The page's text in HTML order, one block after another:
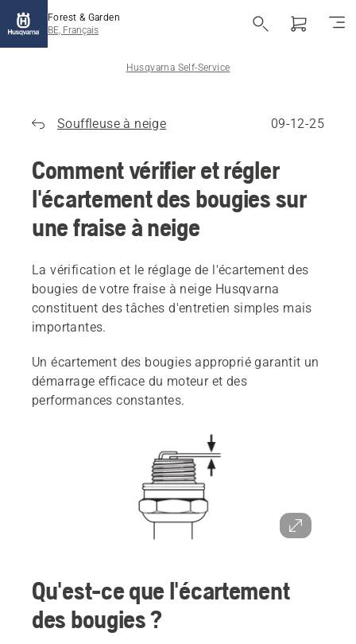
Forest & Garden
BE, Français
Husqvarna Self-Service
Souffleuse à neige 09-12-25
Comment vérifier et régler
l'écartement des bougies sur
une fraise à neige
La vérification et le réglage de l'écartement des
bougies de votre fraise à neige Husqvarna
constituent des tâches d'entretien simples mais
importantes.
Un écartement des bougies approprié garantit un
démarrage efficace du moteur et des
performances constantes.
Qu'est-ce que l'écartement
des bougies ?